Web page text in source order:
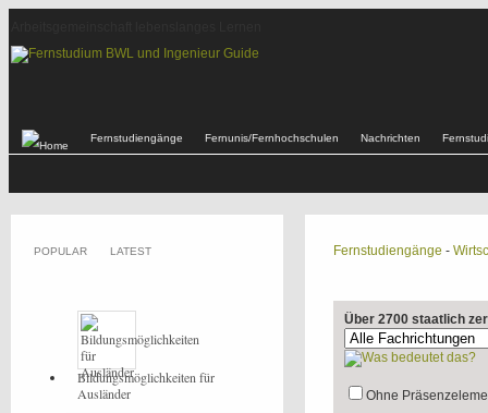
Fernstudiengänge Fernunis/Fernhochschulen Nachrichten
Fernstudiengänge -
Über 2700 staatlich
Ohne
POPULAR LATEST
Bildungsmöglichkeiten für
Ausländer